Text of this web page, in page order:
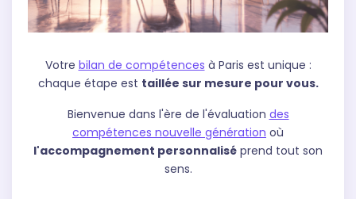
Votre bilan de compétences à Paris est unique :
chaque étape est taillée sur mesure pour vous.
Bienvenue dans l'ère de l'évaluation des
compétences nouvelle génération où
l'accompagnement personnalisé prend tout son
sens.